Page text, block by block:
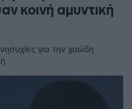
κοινή αμυντική
για την χαώδη